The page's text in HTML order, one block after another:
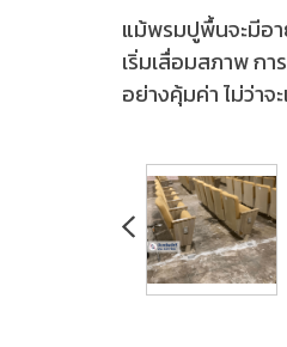
แม้พรมปูพื้นจะมีอา
เริ่มเสื่อมสภาพ ก
อย่างคุ้มค่า ไม่ว่า